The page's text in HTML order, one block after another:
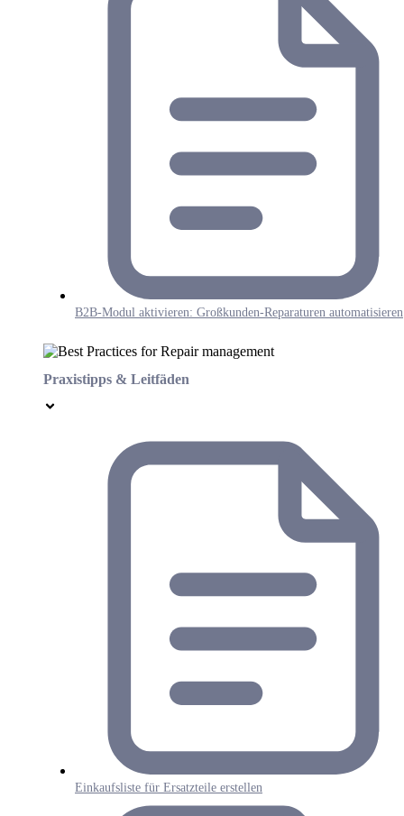
B2B-Modul aktivieren: Großkunden-Reparaturen automatisieren
Praxistipps & Leitfäden
Einkaufsliste für Ersatzteile erstellen